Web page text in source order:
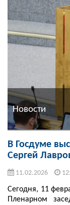
Новости
В Госдуме
Сергей
11.02.2026
Сегодня, 11
Пленарном